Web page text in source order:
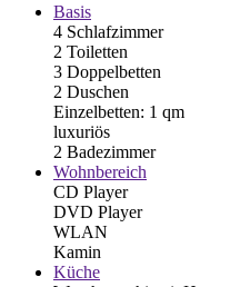
Basis
4 Schlafzimmer
2 Toiletten
3 Doppelbetten
2 Duschen
Einzelbetten: 1 qm
luxuriös
2 Badezimmer
Wohnbereich
CD Player
DVD Player
WLAN
Kamin
Küche